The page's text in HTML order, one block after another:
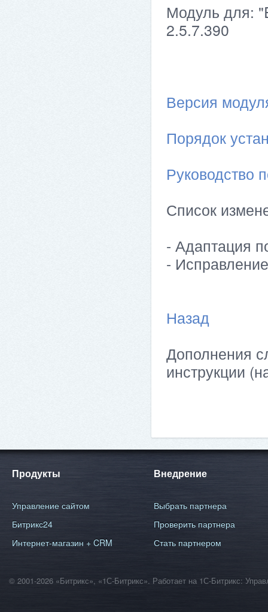
Модуль для:
2.5.7.390
Версия
Порядок
Руководство
Список
- Адаптация
-
Назад
Дополнения
инструкции
Продукты
Управление сайтом
Битрикс24
Интернет-магазин + CRM
Внедрение
Выбрать партнера
Проверить партнера
Стать партнером
© 2001-2026 «Битрикс», «1С-Битрикс». Работает на 1С-Битрикс: